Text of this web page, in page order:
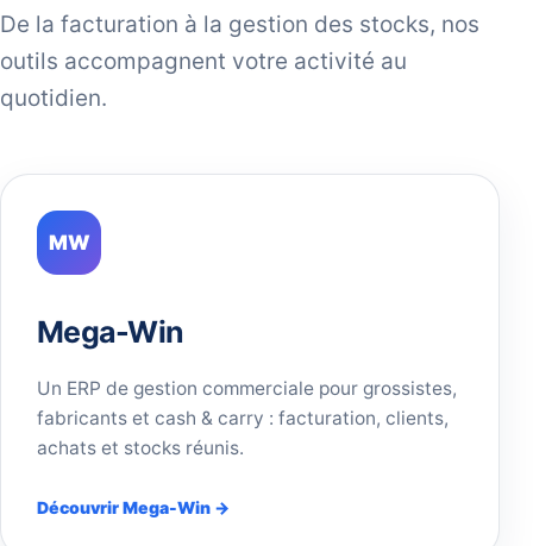
De la facturation à la gestion des stocks, nos
outils accompagnent votre activité au
quotidien.
MW
Mega-Win
Un ERP de gestion commerciale pour grossistes,
fabricants et cash & carry : facturation, clients,
achats et stocks réunis.
Découvrir Mega-Win →